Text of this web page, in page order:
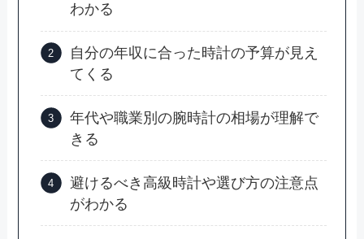
わかる
自分の年収に合った時計の予算が見え
てくる
年代や職業別の腕時計の相場が理解で
きる
避けるべき高級時計や選び方の注意点
がわかる